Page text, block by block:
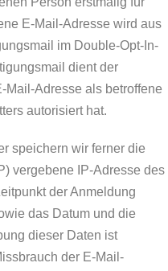
E-Mail-Adresse wird aus
im Double-Opt-In-
dient der
Mail-Adresse als betroffene
autorisiert hat.
speichern wir ferner die
vergebene IP-Adresse des
der Anmeldung
das Datum und die
dieser Daten ist
der E-Mail-